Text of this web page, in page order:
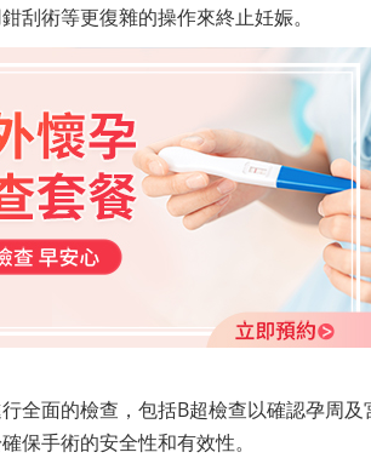
刮術等更復雜的操作來終止妊娠。
全面的檢查，包括B超檢查以確認孕周
保手術的安全性和有效性。